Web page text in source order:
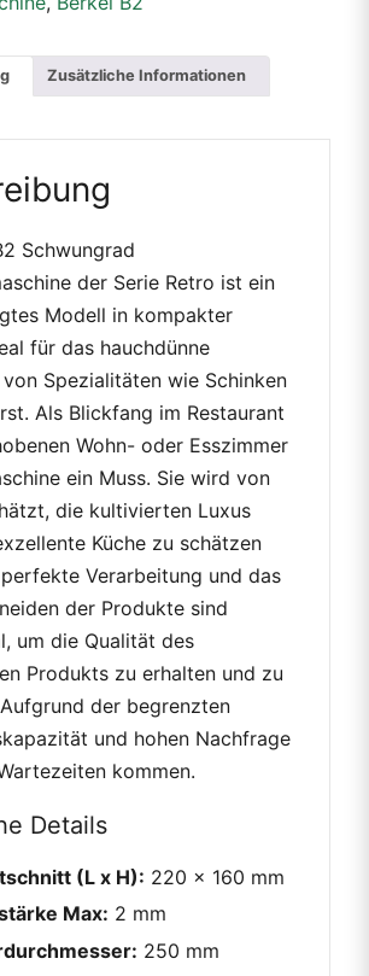
Zusätzliche Informationen
Schwungrad
der Serie Retro ist ein
Modell in kompakter
für das hauchdünne
Spezialitäten wie Schinken
Als Blickfang im Restaurant
Wohn- oder Esszimmer
ein Muss. Sie wird von
die kultivierten Luxus
Küche zu schätzen
Verarbeitung und das
der Produkte sind
um die Qualität des
Produkts zu erhalten und zu
der begrenzten
und hohen Nachfrage
kommen.
Details
(L x H): 220 x 160 mm
Max: 2 mm
250 mm